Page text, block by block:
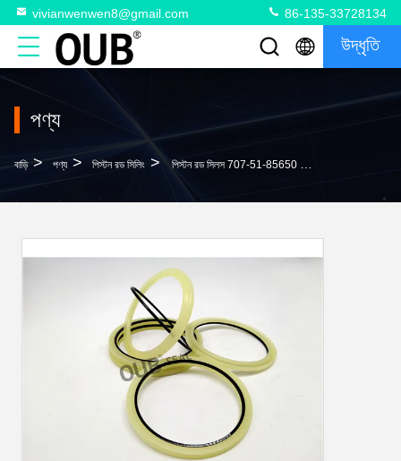
vivianwenwen8@gmail.com 86-135-33728134
উদ্ধৃতি
পণ্য
বাড়ি > পণ্য > পিস্টন রড সিলিং > পিস্টন রড সিলস 707-51-85650 পাইকারি হলুদ এইচবিওয়াই হাইড্রোলিক সিলিন্ডার 90 * 105.5 * 6 মিমি 95 * 110.5 * 6 মিমি